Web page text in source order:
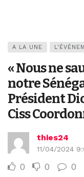
A LA UNE
« Nous ne
notre
Président
Ciss
thies24
11/04/2024
0 0 0